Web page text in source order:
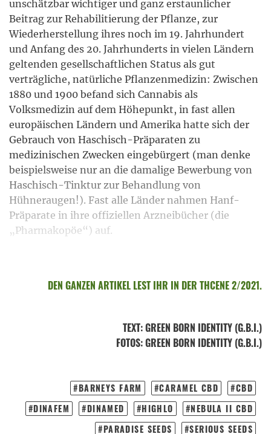
unschätzbar wichtiger und ganz erstaunlicher
Beitrag zur Rehabilitierung der Pflanze, zur
Wiederherstellung ihres noch im 19. Jahrhundert
und Anfang des 20. Jahrhunderts in vielen Ländern
geltenden gesellschaftlichen Status als gut
verträgliche, natürliche Pflanzenmedizin: Zwischen
1880 und 1900 befand sich Cannabis als
Volksmedizin auf dem Höhepunkt, in fast allen
europäischen Ländern und Amerika hatte sich der
Gebrauch von Haschisch-Präparaten zu
medizinischen Zwecken eingebürgert (man denke
beispielsweise nur an die damalige Bewerbung von
Haschisch-Tinktur zur Behandlung von
Hühneraugen!). Fast alle Länder nahmen Hanf-
Präparate in ihre offiziellen Arzneibücher (die
„Pharmakopöe“) auf.
DEN GANZEN ARTIKEL LEST IHR IN DER THCENE 2/2021.
TEXT:GREEN BORN IDENTITY (G.B.I.)
FOTOS: GREEN BORN IDENTITY (G.B.I.)
BARNEYS FARM CARAMEL CBD
CBD
DINAFEM
DINAMED HIGHLO
NEBULA II CBD
PARADISE SEEDS
SERIOUS SEEDS